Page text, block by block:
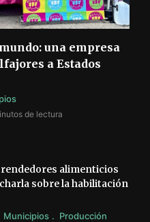
una empresa
a Estados
de lectura
alimenticios
sobre la habilitación
Municipios Producción